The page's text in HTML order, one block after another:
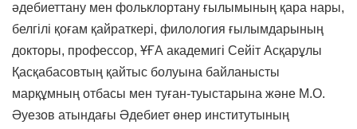
әдебиеттану мен фольклортану ғылымының қара нары,
белгілі қоғам қайраткері, филология ғылымдарының
докторы, профессор, ҰҒА академигі Сейіт Асқарұлы
Қасқабасовтың қайтыс болуына байланысты
марқұмның отбасы мен туған-туыстарына және М.О.
Әуезов атындағы Әдебиет өнер институтының